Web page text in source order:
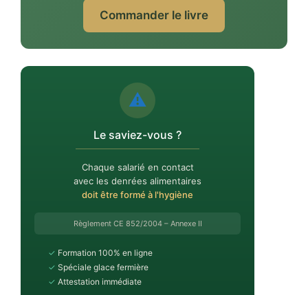
Commander le livre
⚠️
Le saviez-vous ?
Chaque salarié en contact
avec les denrées alimentaires
doit être formé à l'hygiène
Règlement CE 852/2004 – Annexe II
✓ Formation 100% en ligne
✓ Spéciale glace fermière
✓ Attestation immédiate